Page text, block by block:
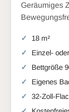
Geräumiges
18 m²
Einzel-
Bettgröße
Eigenes
32-Zoll-